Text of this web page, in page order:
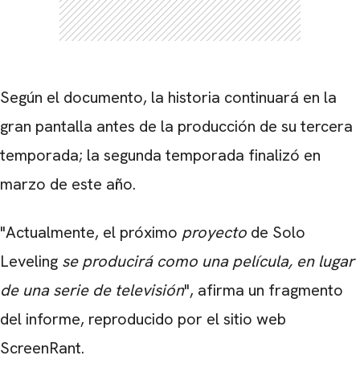
Según el documento, la historia continuará en la
gran pantalla antes de la producción de su tercera
temporada; la segunda temporada finalizó en
marzo de este año.
"Actualmente, el próximo proyecto de Solo
Leveling se producirá como una película, en lugar
de una serie de televisión", afirma un fragmento
del informe, reproducido por el sitio web
ScreenRant.